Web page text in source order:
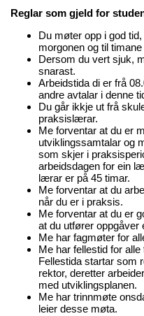
Reglar som gjeld for
Du møter opp i god
morgonen og til
Dersom du vert sjuk,
snarast.
Arbeidstida di er frå
andre avtalar i denne
Du går ikkje ut frå
praksislærar.
Me forventar at du er
utviklingssamtalar og
som skjer i
arbeidsdagen for ein
lærar er på 45 timar.
Me forventar at du
når du er i praksis.
Me forventar at du er
at du utfører
Me har fagmøter for
Me har fellestid for
Fellestida startar som
rektor, deretter
med utviklingsplanen.
Me har trinnmøte
leier desse møta.